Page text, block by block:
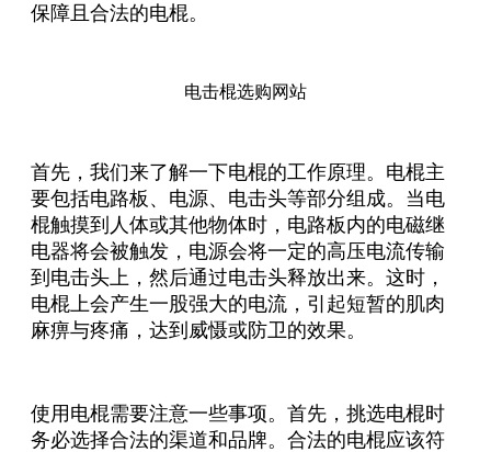
保障且合法的电棍。
电击棍选购网站
首先，我们来了解一下电棍的工作原理。电棍主
要包括电路板、电源、电击头等部分组成。当电
棍触摸到人体或其他物体时，电路板内的电磁继
电器将会被触发，电源会将一定的高压电流传输
到电击头上，然后通过电击头释放出来。这时，
电棍上会产生一股强大的电流，引起短暂的肌肉
麻痹与疼痛，达到威慑或防卫的效果。
使用电棍需要注意一些事项。首先，挑选电棍时
务必选择合法的渠道和品牌。合法的电棍应该符